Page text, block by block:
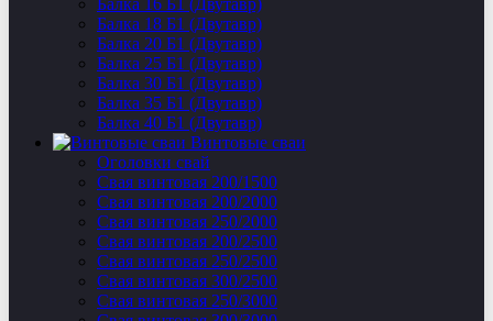
Балка 16 Б1 (Двутавр)
Балка 18 Б1 (Двутавр)
Балка 20 Б1 (Двутавр)
Балка 25 Б1 (Двутавр)
Балка 30 Б1 (Двутавр)
Балка 35 Б1 (Двутавр)
Балка 40 Б1 (Двутавр)
Винтовые сваи
Оголовки свай
Свая винтовая 200/1500
Свая винтовая 200/2000
Свая винтовая 250/2000
Свая винтовая 200/2500
Свая винтовая 250/2500
Свая винтовая 300/2500
Свая винтовая 250/3000